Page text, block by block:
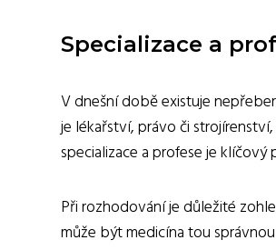
Specializace a
V dnešní době existuje
je lékařství, právo či
specializace a profese je
Při rozhodování je důležité
může být medicína tou